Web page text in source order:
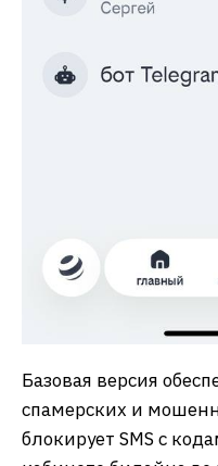
Базовая версия
спамерских и
блокирует SMS с